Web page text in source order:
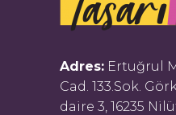
Adres: Ertuğrul
Cad. 133.Sok.
daire 3, 16235